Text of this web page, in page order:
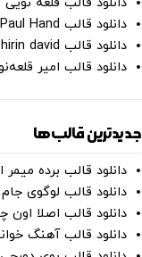
دانلود قالب قلعه
دانلود قالب Oh Kevin De Bruyne - Paul Hand
دانلود قالب Gut Genug - kitschrieg ft. Shirin david
دانلود قالب امیر
جدیدترین قالب‌ها
دانلود قالب برده میمر
دانلود قالب لوگوی
دانلود قالب اصلا اون
دانلود قالب آهنگ